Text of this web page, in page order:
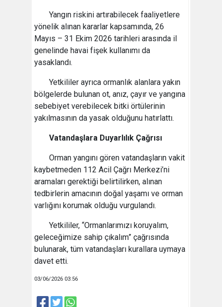
Yangın riskini artırabilecek faaliyetlere
yönelik alınan kararlar kapsamında, 26
Mayıs – 31 Ekim 2026 tarihleri arasında il
genelinde havai fişek kullanımı da
yasaklandı.
Yetkililer ayrıca ormanlık alanlara yakın
bölgelerde bulunan ot, anız, çayır ve yangına
sebebiyet verebilecek bitki örtülerinin
yakılmasının da yasak olduğunu hatırlattı.
Vatandaşlara Duyarlılık Çağrısı
Orman yangını gören vatandaşların vakit
kaybetmeden 112 Acil Çağrı Merkezi’ni
aramaları gerektiği belirtilirken, alınan
tedbirlerin amacının doğal yaşamı ve orman
varlığını korumak olduğu vurgulandı.
Yetkililer, “Ormanlarımızı koruyalım,
geleceğimize sahip çıkalım” çağrısında
bulunarak, tüm vatandaşları kurallara uymaya
davet etti.
03/06/2026 03:56